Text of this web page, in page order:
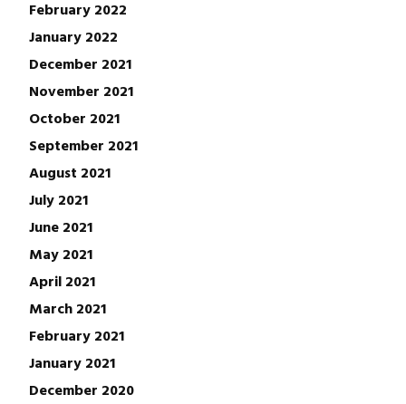
February 2022
January 2022
December 2021
November 2021
October 2021
September 2021
August 2021
July 2021
June 2021
May 2021
April 2021
March 2021
February 2021
January 2021
December 2020